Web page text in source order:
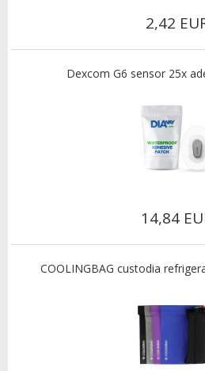
2,42
Dexcom G6 sensor 25x
14,84
COOLINGBAG custodia